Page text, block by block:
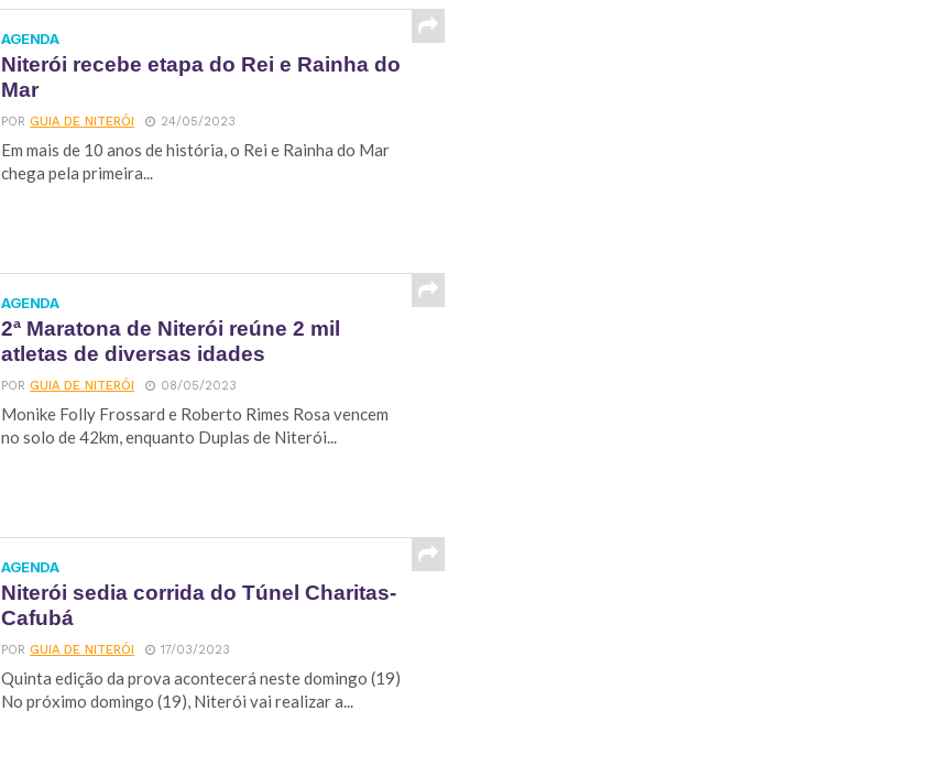
AGENDA
Niterói recebe etapa do Rei e Rainha do
Mar
PORGUIA DE NITERÓI 24/05/2023
Em mais de 10 anos de história, o Rei e Rainha do Mar
chega pela primeira...
AGENDA
2ª Maratona de Niterói reúne 2 mil
atletas de diversas idades
PORGUIA DE NITERÓI 08/05/2023
Monike Folly Frossard e Roberto Rimes Rosa vencem
no solo de 42km, enquanto Duplas de Niterói...
AGENDA
Niterói sedia corrida do Túnel Charitas-
Cafubá
PORGUIA DE NITERÓI 17/03/2023
Quinta edição da prova acontecerá neste domingo (19)
No próximo domingo (19), Niterói vai realizar a...